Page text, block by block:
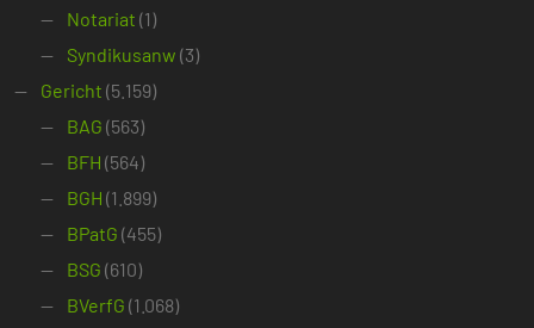
Notariat (1)
Syndikusanw (3)
Gericht (5.159)
BAG (563)
BFH (564)
BGH (1.899)
BPatG (455)
BSG (610)
BVerfG (1.068)